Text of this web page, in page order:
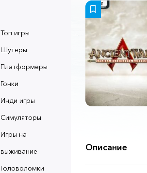
Топ игры
Шутеры
Платформеры
Гонки
Инди игры
Симуляторы
Игры на
выживание
Головоломки
Описание